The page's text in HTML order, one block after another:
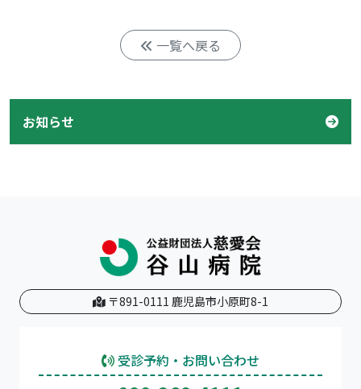
一覧へ戻る
お知らせ
〒891-0111 鹿児島市小原町8-1
受診予約・お問い合わせ